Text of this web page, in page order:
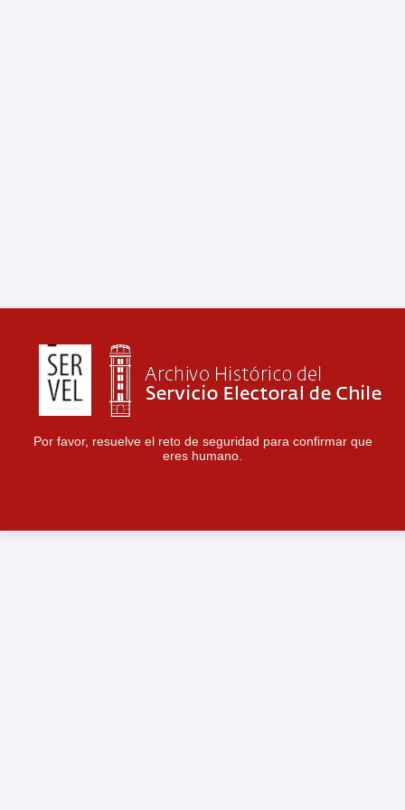
Por favor, resuelve el reto de seguridad para confirmar que
eres humano.